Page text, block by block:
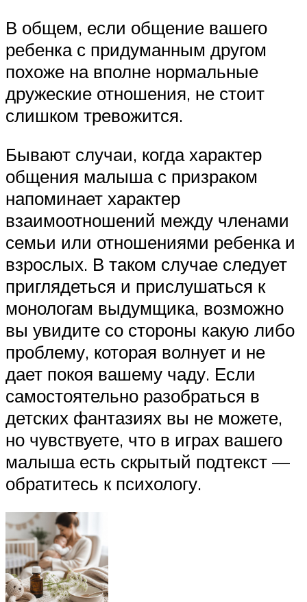
В общем, если общение вашего
ребенка с придуманным другом
похоже на вполне нормальные
дружеские отношения, не стоит
слишком тревожится.
Бывают случаи, когда характер
общения малыша с призраком
напоминает характер
взаимоотношений между членами
семьи или отношениями ребенка и
взрослых. В таком случае следует
приглядеться и прислушаться к
монологам выдумщика, возможно
вы увидите со стороны какую либо
проблему, которая волнует и не
дает покоя вашему чаду. Если
самостоятельно разобраться в
детских фантазиях вы не можете,
но чувствуете, что в играх вашего
малыша есть скрытый подтекст —
обратитесь к психологу.